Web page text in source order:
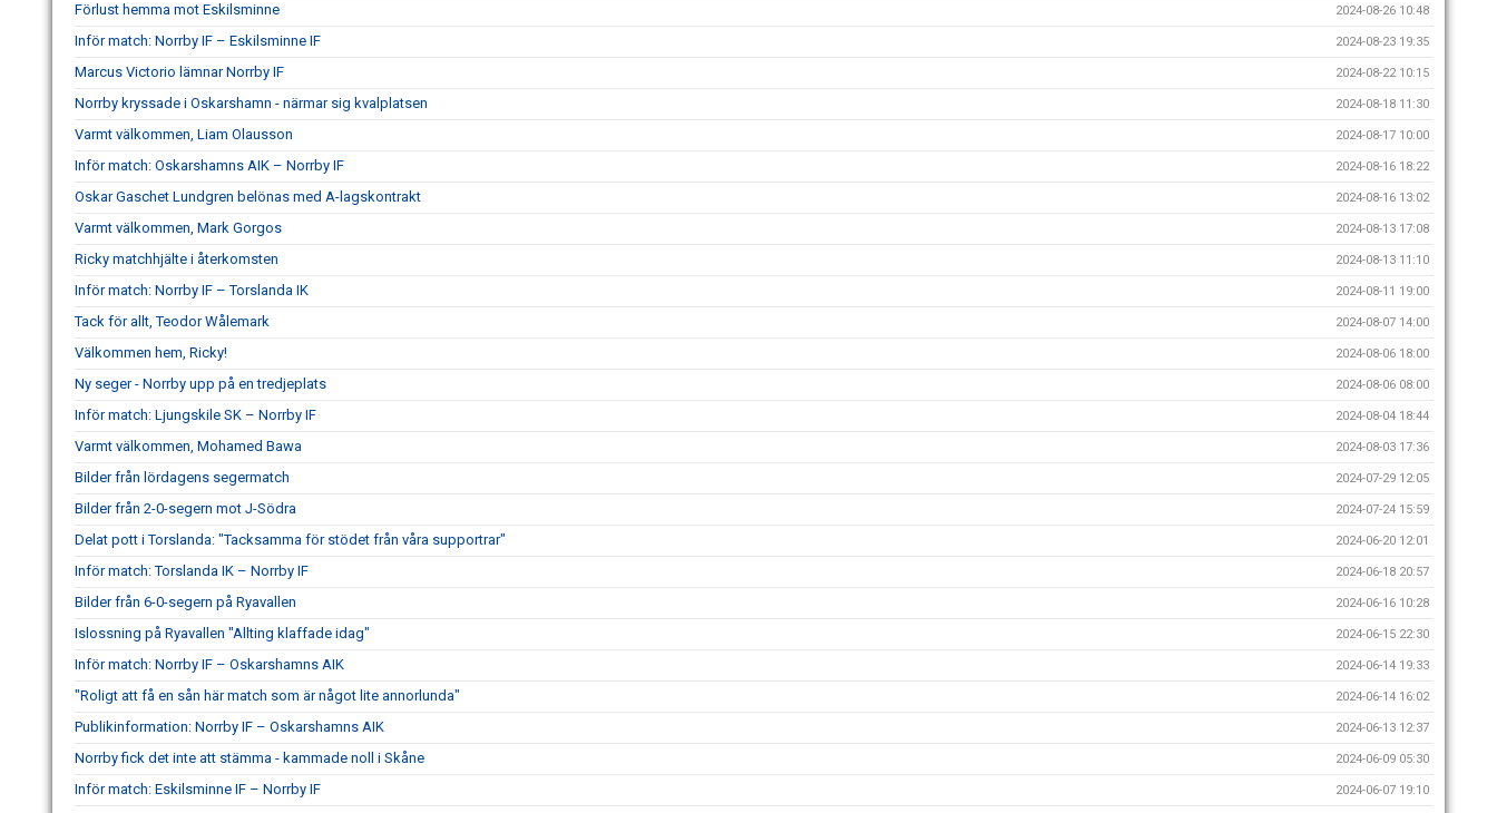
Förlust hemma mot Eskilsminne 2024-08-26 10:48
Inför match: Norrby IF – Eskilsminne IF 2024-08-23 19:35
Marcus Victorio lämnar Norrby IF 2024-08-22 10:15
Norrby kryssade i Oskarshamn - närmar sig kvalplatsen 2024-08-18 11:30
Varmt välkommen, Liam Olausson 2024-08-17 10:00
Inför match: Oskarshamns AIK – Norrby IF 2024-08-16 18:22
Oskar Gaschet Lundgren belönas med A-lagskontrakt 2024-08-16 13:02
Varmt välkommen, Mark Gorgos 2024-08-13 17:08
Ricky matchhjälte i återkomsten 2024-08-13 11:10
Inför match: Norrby IF – Torslanda IK 2024-08-11 19:00
Tack för allt, Teodor Wålemark 2024-08-07 14:00
Välkommen hem, Ricky! 2024-08-06 18:00
Ny seger - Norrby upp på en tredjeplats 2024-08-06 08:00
Inför match: Ljungskile SK – Norrby IF 2024-08-04 18:44
Varmt välkommen, Mohamed Bawa 2024-08-03 17:36
Bilder från lördagens segermatch 2024-07-29 12:05
Bilder från 2-0-segern mot J-Södra 2024-07-24 15:59
Delat pott i Torslanda: "Tacksamma för stödet från våra supportrar" 2024-06-20 12:01
Inför match: Torslanda IK – Norrby IF 2024-06-18 20:57
Bilder från 6-0-segern på Ryavallen 2024-06-16 10:28
Islossning på Ryavallen "Allting klaffade idag" 2024-06-15 22:30
Inför match: Norrby IF – Oskarshamns AIK 2024-06-14 19:33
"Roligt att få en sån här match som är något lite annorlunda" 2024-06-14 16:02
Publikinformation: Norrby IF – Oskarshamns AIK 2024-06-13 12:37
Norrby fick det inte att stämma - kammade noll i Skåne 2024-06-09 05:30
Inför match: Eskilsminne IF – Norrby IF 2024-06-07 19:10